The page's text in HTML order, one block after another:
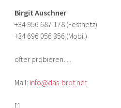
Birgit Auschner
+34 956 687 178 (Festnetz)
+34 696 056 356 (Mobil)
öfter probieren…
Mail: info@das-brot.net
[:]